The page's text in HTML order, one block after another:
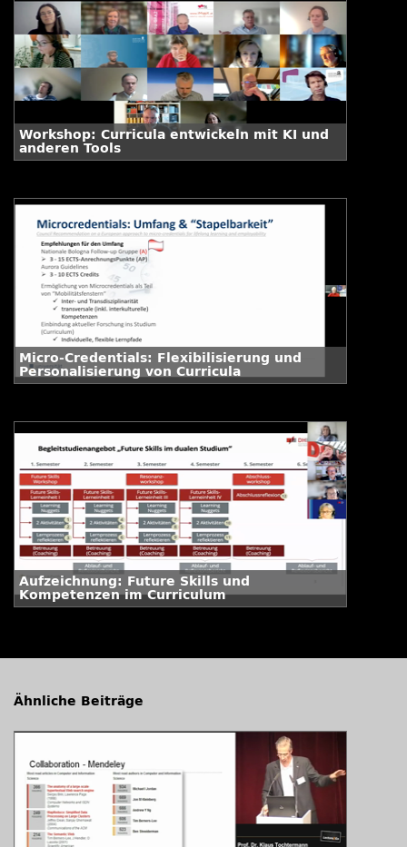
Workshop: Curricula entwickeln mit KI und
anderen Tools
Micro-Credentials: Flexibilisierung und
Personalisierung von Curricula
Aufzeichnung: Future Skills und
Kompetenzen im Curriculum
Ähnliche Beiträge